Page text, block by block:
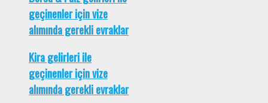
geçinenler için vize
alımında gerekli evraklar
Kira gelirleri ile
geçinenler için vize
alımında gerekli evraklar